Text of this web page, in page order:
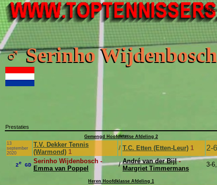
♂ Serinho Wijdenbosch
Prestaties
Gemengd Hoofdklasse Afdeling 2
13
september
2020
T.V. Dekker Tennis
(Warmond) 1
/ T.C. Etten (Etten-Leur) 1 2-6
2e GD
Serinho Wijdenbosch -
Emma van Poppel
/ André van der Bijl-
Margriet Timmermans
3-
Heren Hoofdklasse Afdeling 1